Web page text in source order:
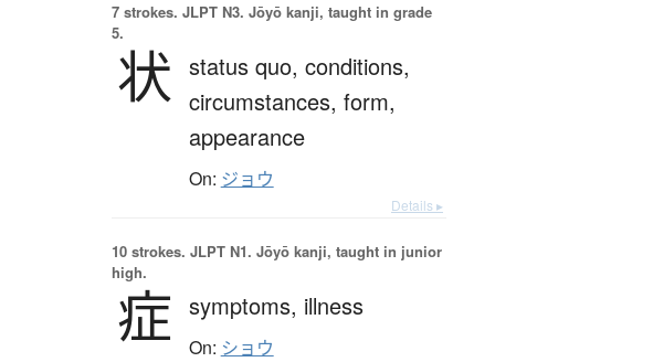
7 strokes. JLPT N3. Jōyō kanji, taught in grade
5.
状 status quo, conditions,
circumstances, form,
appearance
On: ジョウ
Details ▸
10 strokes. JLPT N1. Jōyō kanji, taught in junior
high.
症 symptoms, illness
On: ショウ